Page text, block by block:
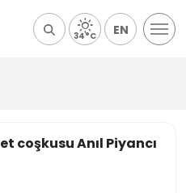
34°C EN
coşkusu Anıl Piyancı